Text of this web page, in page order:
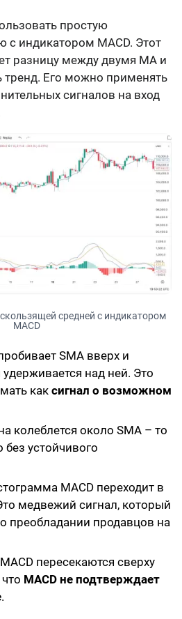
простую
индикатором MACD. Этот
разницу между двумя MA и
тренд. Его можно применять
сигналов на вход
средней с индикатором
MACD
SMA вверх и
над ней. Это
каксигнал о возможном
колеблется около SMA – то
устойчивого
MACD переходит в
медвежий сигнал, который
преобладании продавцов на
пересекаются сверху
MACD не подтверждает
.